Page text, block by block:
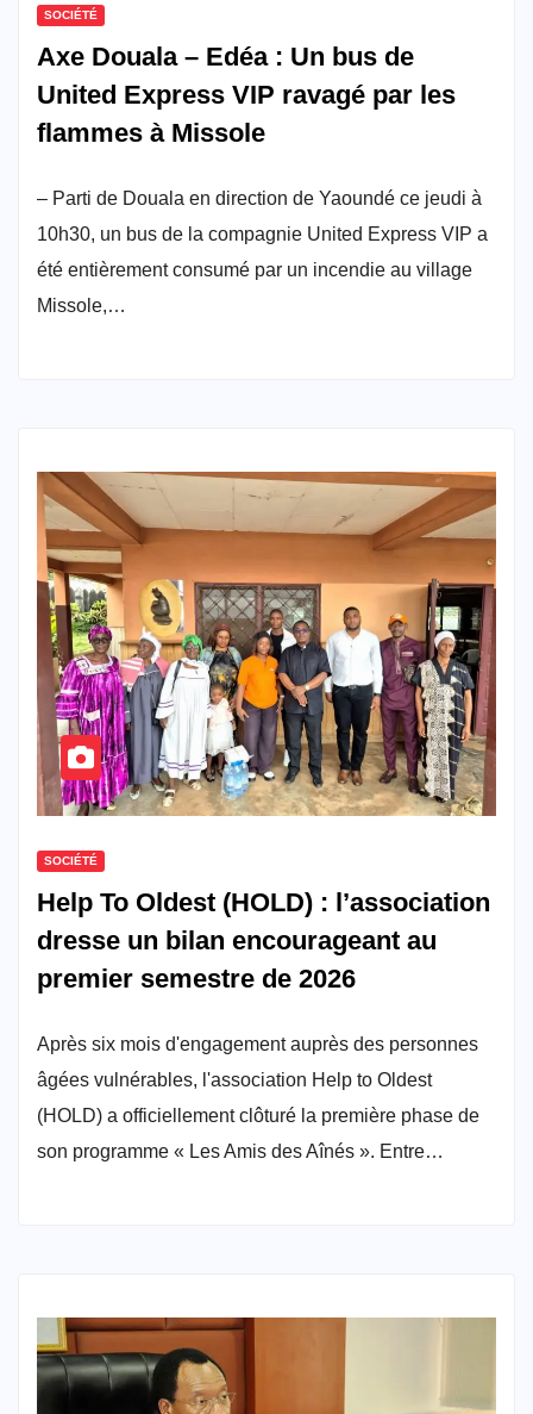
SOCIÉTÉ
Axe Douala – Edéa : Un bus de
United Express VIP ravagé par les
flammes à Missole
– Parti de Douala en direction de Yaoundé ce jeudi à
10h30, un bus de la compagnie United Express VIP a
été entièrement consumé par un incendie au village
Missole,…
SOCIÉTÉ
Help To Oldest (HOLD) : l’association
dresse un bilan encourageant au
premier semestre de 2026
Après six mois d'engagement auprès des personnes
âgées vulnérables, l'association Help to Oldest
(HOLD) a officiellement clôturé la première phase de
son programme « Les Amis des Aînés ». Entre…